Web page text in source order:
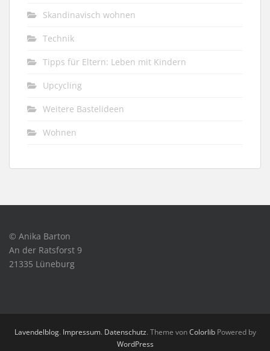
Skandinavisch wohnen
Technik
Tipps für Eltern: Leben mit Kindern
Upcycling
Weitere Bastelideen
Wohnen
© Anika Barton
An der Ratsforst 9
21335 Lüneburg
Lavendelblog. Impressum. Datenschutz. Theme vonColorlibPowered by
WordPress